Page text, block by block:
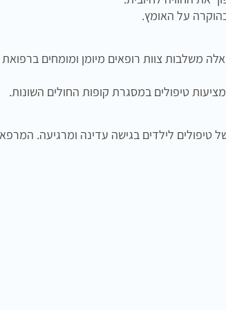
על האומץ.
משלבות צוות רופאים מיומן ומומחים ברפואת
טיפולים במסגרת קופות החולים השונות.
טיפולים לילדים בגישה עדינה ומרגיעה.